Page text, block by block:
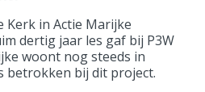
Kerk in Actie Marijke
dertig jaar les gaf bij P3W
woont nog steeds in
betrokken bij dit project.